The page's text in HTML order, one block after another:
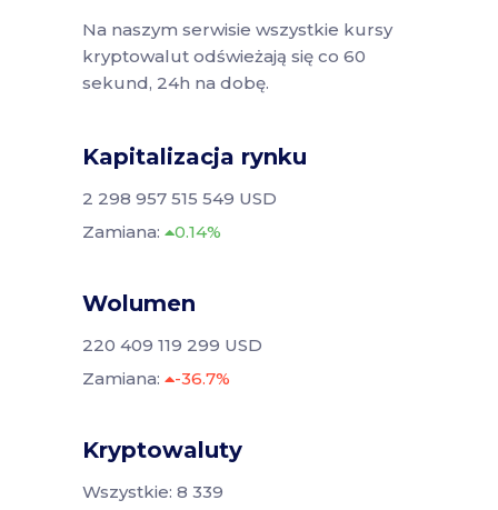
Na naszym serwisie wszystkie kursy
kryptowalut odświeżają się co 60
sekund, 24h na dobę.
Kapitalizacja rynku
2 298 957 515 549 USD
Zamiana:
0.14%
Wolumen
220 409 119 299 USD
Zamiana:
-36.7%
Kryptowaluty
Wszystkie: 8 339